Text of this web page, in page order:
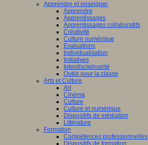
Apprendre et enseigner
Apprendre
Apprentissages
Apprentissages collaboratifs
Créativité
Culture numérique
Evaluations
Individualisation
Initiatives
Interdisciplinarité
Outils pour la classe
Arts et Culture
Art
Cinéma
Culture
Culture et numérique
Dispositifs de médiation
Littérature
Formation
Compétences professionnelles
Dispositifs de formation